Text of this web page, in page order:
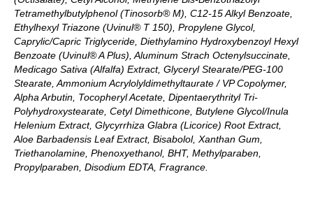
Tetramethylbutylphenol (Tinosorb® M), C12-15 Alkyl Benzoate,
Ethylhexyl Triazone (Uvinul® T 150), Propylene Glycol,
Caprylic/Capric Triglyceride, Diethylamino Hydroxybenzoyl Hexyl
Benzoate (Uvinul® A Plus), Aluminum Strach Octenylsuccinate,
Medicago Sativa (Alfalfa) Extract, Glyceryl Stearate/PEG-100
Stearate, Ammonium Acrylolyldimethyltaurate / VP Copolymer,
Alpha Arbutin, Tocopheryl Acetate, Dipentaerythrityl Tri-
Polyhydroxystearate, Cetyl Dimethicone, Butylene Glycol/Inula
Helenium Extract, Glycyrrhiza Glabra (Licorice) Root Extract,
Aloe Barbadensis Leaf Extract, Bisabolol, Xanthan Gum,
Triethanolamine, Phenoxyethanol, BHT, Methylparaben,
Propylparaben, Disodium EDTA, Fragrance.